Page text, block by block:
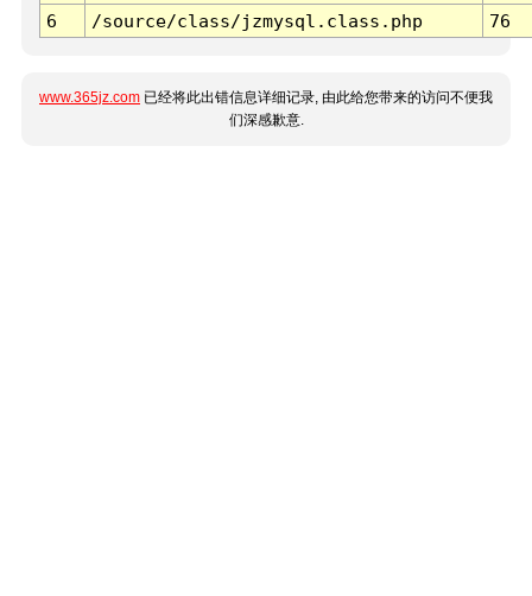
6
/source/class/jzmysql.class.php 76
www.365jz.com 已经将此出错信息详细记录, 由此给您带来的访问不便我
们深感歉意.